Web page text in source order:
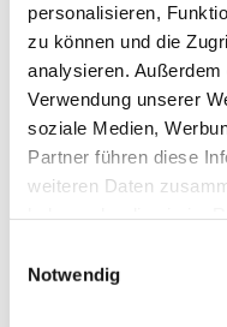
personalisieren,
zu können und die
analysieren.
Verwendung unserer
soziale Medien,
Partner führen diese
weiteren Daten
Notwendig
Auswahl
von
unserem
Wenn Sie an der
Selbstauskunft